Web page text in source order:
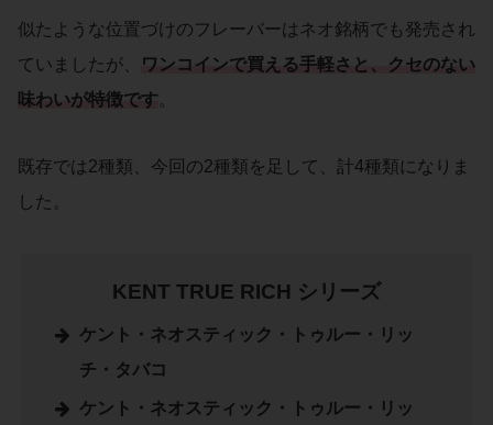
似たような位置づけのフレーバーはネオ銘柄でも発売され
ていましたが、
ワンコインで買える手軽さと、クセのない
味わいが特徴です
既存では2種類、今回の2種類を足して、計4種類になりま
した。
KENT TRUE RICH シリーズ
ケント・ネオスティック・トゥルー・リッ
チ・タバコ
ケント・ネオスティック・トゥルー・リッ